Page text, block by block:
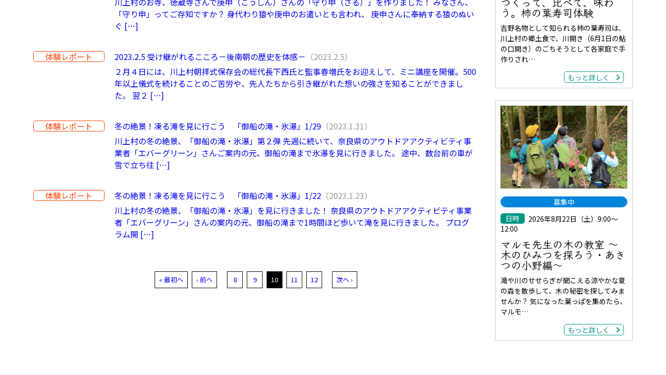
「守り申」ってご存知ですか？ 身代わり猿や庚申のお遣いとも言われ、 庚申さんに奉納する猿のぬい
ぐ […]
体験レポート 2023.2.5 受け継がれるこころ－後南朝の歴史を体感－ （2023.2.5）
２月４日には、川上村朝拝式保存会の総代長下西氏と監事春増氏をお迎えして、ミニ講座を開催。500
年以上儀式を続けることのご苦労や、先人たちから引き継がれた想いの強さを知ることができまし
た。 翌２ […]
体験レポート 冬の絶景！凍る滝を見に行こう 「御船の滝・氷瀑」1/29 （2023.1.31）
川上村の冬の絶景、「御船の滝・氷瀑」第２弾 先週に続いて、奈良県のアウトドアアクティビティ事
業者「エバーグリーン」さんご案内の元、御船の滝まで氷瀑を見に行きました。 途中、数台前の車が
雪で立ち往 […]
体験レポート 冬の絶景！凍る滝を見に行こう 「御船の滝・氷瀑」1/22 （2023.1.23）
川上村の冬の絶景、「御船の滝・氷瀑」を見に行きました！ 奈良県のアウトドアアクティビティ事業
者「エバーグリーン」さんの案内の元、御船の滝まで1時間ほど歩いて滝を見に行きました。 プログ
ラム開 […]
« 最初へ ‹ 前へ 8 9 10 11 12 次へ ›
う。柿の葉寿司体験
吉野名物として知られる柿の葉寿司は、
川上村の郷土食で、川開き（6月1日の鮎
の口開き）のごちそうとして各家庭で手
作りされ…
もっと詳しく
募集中
日時
2026年8月22日（土）9:00～
12:00
マルモ先生の木の教室 ～
木のひみつを探ろう・あき
つの小野編～
滝や川のせせらぎが聞こえる涼やかな夏
の森を散歩して、木の秘密を探してみま
せんか？ 気になった葉っぱを集めたら、
マルモ…
もっと詳しく